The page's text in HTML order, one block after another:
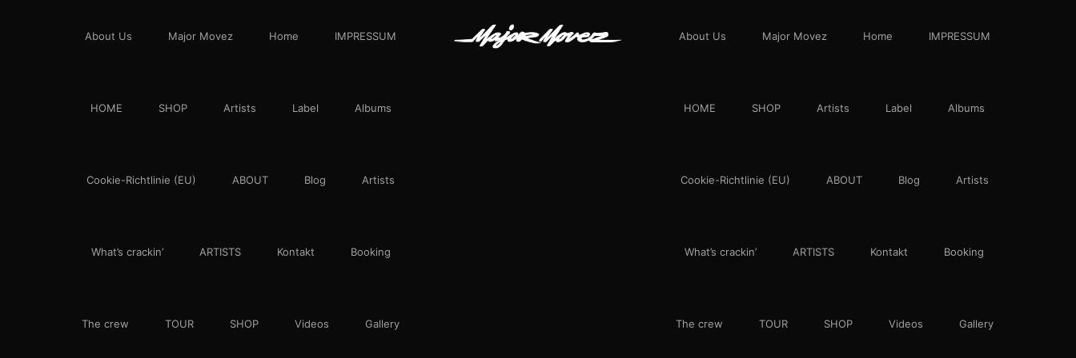
About Us Major Movez Home IMPRESSUM
HOME SHOP Artists Label Albums
Cookie-Richtlinie (EU) ABOUT Blog Artists
What’s crackin’ ARTISTS Kontakt Booking
The crew TOUR SHOP Videos Gallery
About Us Major Movez Home IMPRESSUM
HOME SHOP Artists Label Albums
Cookie-Richtlinie (EU) ABOUT Blog Artists
What’s crackin’ ARTISTS Kontakt Booking
The crew TOUR SHOP Videos Gallery